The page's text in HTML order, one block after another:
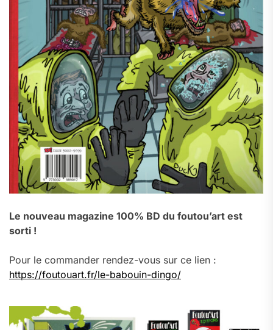
Le nouveau magazine 100% BD du foutou’art est
sorti !
Pour le commander rendez-vous sur ce lien :
https://foutouart.fr/le-babouin-dingo/